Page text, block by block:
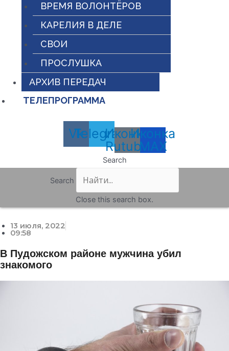
ВРЕМЯ ВОЛОНТЁРОВ
КАРЕЛИЯ В ДЕЛЕ
СВОИ
ПРОСЛУШКА
АРХИВ ПЕРЕДАЧ
ТЕЛЕПРОГРАММА
Vk
Telegram
Иконка
Rutube
Иконка
MAX
Search
Search
Close this search box.
13 июля, 2022
09:58
В Пудожском районе мужчина убил
знакомого